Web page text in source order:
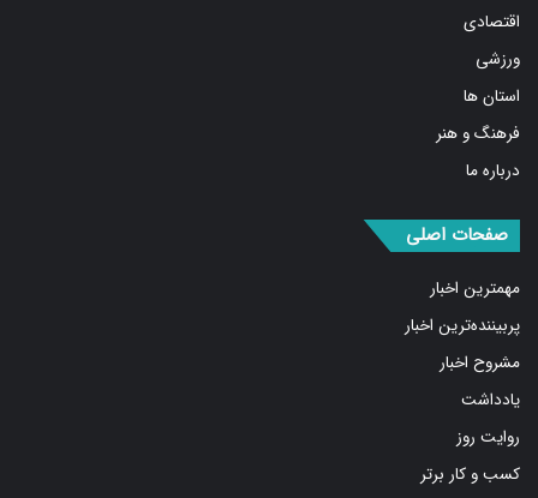
ورزشی
استان ها
فرهنگ و هنر
درباره ما
مهمترین اخبار
پربیننده‌ترین اخبار
مشروح اخبار
یادداشت
روایت روز
کسب و کار برتر
فیلم